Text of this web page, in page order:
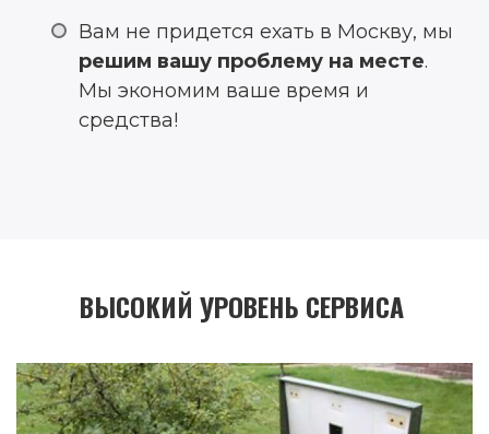
Вам не придется ехать в Москву, мы
решим вашу проблему на месте.
Мы экономим ваше время и
средства!
ВЫСОКИЙ УРОВЕНЬ СЕРВИСА